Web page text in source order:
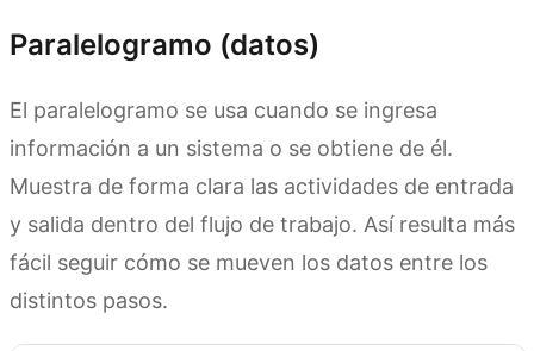
Paralelogramo (datos)
El paralelogramo se usa cuando se ingresa
información a un sistema o se obtiene de él.
Muestra de forma clara las actividades de entrada
y salida dentro del flujo de trabajo. Así resulta más
fácil seguir cómo se mueven los datos entre los
distintos pasos.